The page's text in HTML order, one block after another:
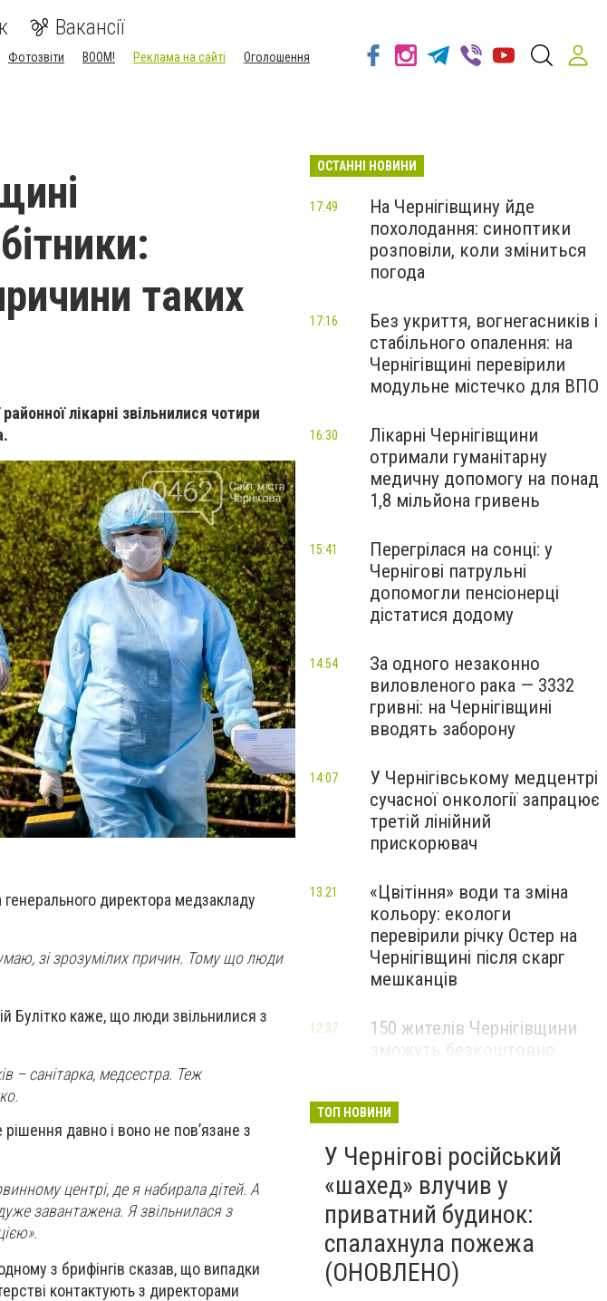
Вакансії
Фотозвіти BOOM! Реклама на сайті
Оголошення
таких
лікарні звільнилися чотири
генерального директора медзакладу
зі зрозумілих причин. Тому що люди
Булітко каже, що люди звільнилися з
– санітарка, медсестра. Теж
давно і воно не пов’язане з
центрі, де я набирала дітей. А
завантажена. Я звільнилася з
».
з брифінгів сказав, що випадки
контактують з директорами
ОСТАННІ НОВИНИ
На Чернігівщину йде
похолодання: синоптики
розповіли, коли зміниться
погода
17:49
Без укриття, вогнегасників і
стабільного опалення: на
Чернігівщині перевірили
модульне містечко для ВПО
17:16
Лікарні Чернігівщини
отримали гуманітарну
медичну допомогу на понад
1,8 мільйона гривень
16:30
Перегрілася на сонці: у
Чернігові патрульні
допомогли пенсіонерці
дістатися додому
15:41
За одного незаконно
виловленого рака — 3332
гривні: на Чернігівщині
вводять заборону
14:54
У Чернігівському медцентрі
сучасної онкології запрацює
третій лінійний
прискорювач
14:07
«Цвітіння» води та зміна
кольору: екологи
перевірили річку Остер на
Чернігівщині після скарг
мешканців
13:21
150 жителів Чернігівщини
зможуть безкоштовно
12:37
ТОП НОВИНИ
У Чернігові російський
«шахед» влучив у
приватний будинок:
спалахнула пожежа
(ОНОВЛЕНО)